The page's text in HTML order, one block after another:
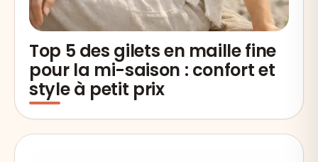
Top 5 des gilets en maille fine
pour la mi-saison : confort et
style à petit prix